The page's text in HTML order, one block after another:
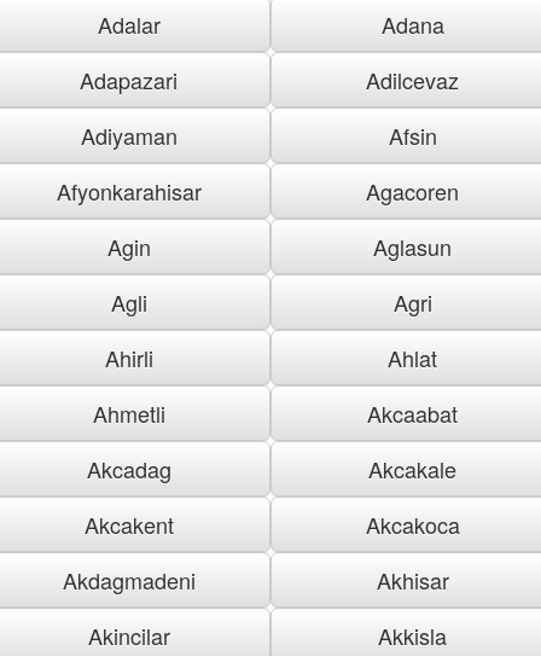
Adalar
Adana
Adapazari
Adilcevaz
Adiyaman
Afsin
Afyonkarahisar
Agacoren
Agin
Aglasun
Agli
Agri
Ahirli
Ahlat
Ahmetli
Akcaabat
Akcadag
Akcakale
Akcakent
Akcakoca
Akdagmadeni
Akhisar
Akincilar
Akkisla